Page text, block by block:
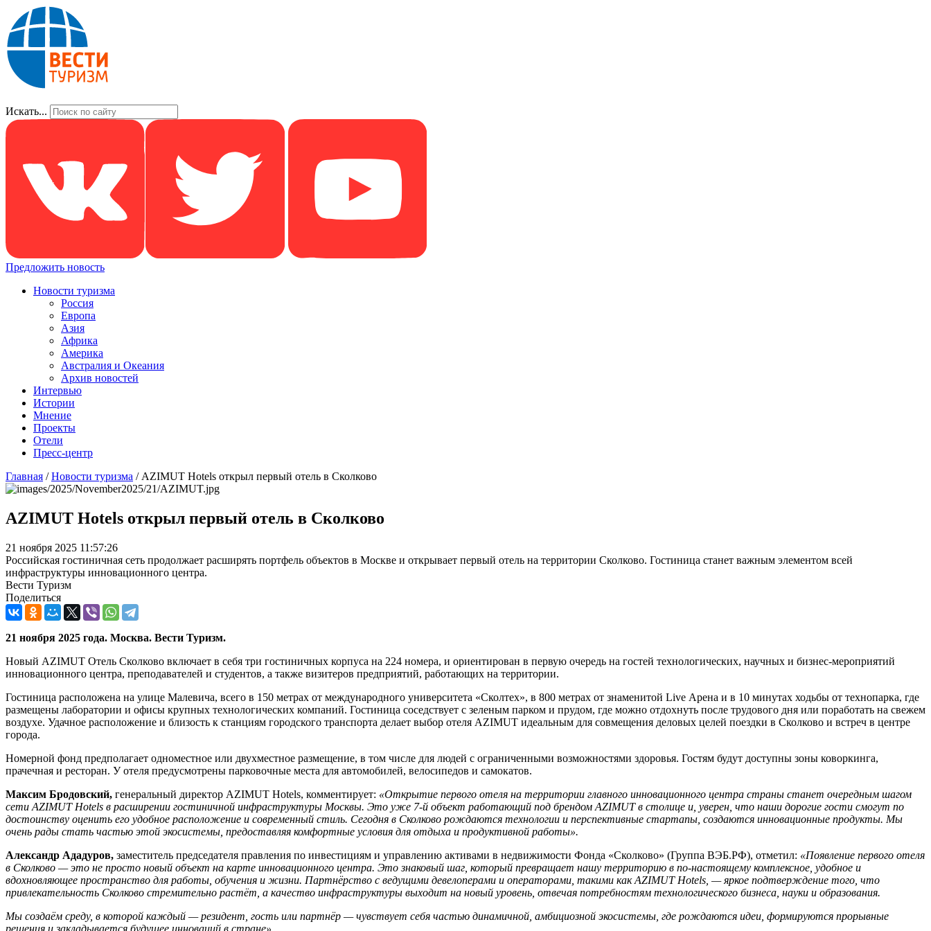
Искать...
Предложить новость
Новости туризма
Россия
Европа
Азия
Африка
Америка
Австралия и Океания
Архив новостей
Интервью
Истории
Мнение
Проекты
Отели
Пресс-центр
Главная /Новости туризма / AZIMUT Hotels открыл первый отель в Сколково
AZIMUT Hotels открыл первый отель в Сколково
21 ноября 2025 11:57:26
Российская гостиничная сеть продолжает расширять портфель объектов в Москве и открывает первый отель на территории Сколково. Гостиница станет важным элементом всей
инфраструктуры инновационного центра.
Вести Туризм
Поделиться
21 ноября 2025 года. Москва. Вести Туризм.
Новый AZIMUT Отель Сколково включает в себя три гостиничных корпуса на 224 номера, и ориентирован в первую очередь на гостей технологических, научных и бизнес-мероприятий
инновационного центра, преподавателей и студентов, а также визитеров предприятий, работающих на территории.
Гостиница расположена на улице Малевича, всего в 150 метрах от международного университета «Сколтех», в 800 метрах от знаменитой Live Арена и в 10 минутах ходьбы от технопарка, где
размещены лаборатории и офисы крупных технологических компаний. Гостиница соседствует с зеленым парком и прудом, где можно отдохнуть после трудового дня или поработать на свежем
воздухе. Удачное расположение и близость к станциям городского транспорта делает выбор отеля AZIMUT идеальным для совмещения деловых целей поездки в Сколково и встреч в центре
города.
Номерной фонд предполагает одноместное или двухместное размещение, в том числе для людей с ограниченными возможностями здоровья. Гостям будут доступны зоны коворкинга,
прачечная и ресторан. У отеля предусмотрены парковочные места для автомобилей, велосипедов и самокатов.
Максим Бродовский, генеральный директор AZIMUT Hotels, комментирует: «Открытие первого отеля на территории главного инновационного центра страны станет очередным шагом
сети AZIMUT Hotels в расширении гостиничной инфраструктуры Москвы. Это уже 7-й объект работающий под брендом AZIMUT в столице и, уверен, что наши дорогие гости смогут по
достоинству оценить его удобное расположение и современный стиль. Сегодня в Сколково рождаются технологии и перспективные стартапы, создаются инновационные продукты. Мы
очень рады стать частью этой экосистемы, предоставляя комфортные условия для отдыха и продуктивной работы».
Александр Ададуров, заместитель председателя правления по инвестициям и управлению активами в недвижимости Фонда «Сколково» (Группа ВЭБ.РФ), отметил: «Появление первого отеля
в Сколково — это не просто новый объект на карте инновационного центра. Это знаковый шаг, который превращает нашу территорию в по-настоящему комплексное, удобное и
вдохновляющее пространство для работы, обучения и жизни. Партнёрство с ведущими девелоперами и операторами, такими как AZIMUT Hotels, — яркое подтверждение того, что
привлекательность Сколково стремительно растёт, а качество инфраструктуры выходит на новый уровень, отвечая потребностям технологического бизнеса, науки и образования.
Мы создаём среду, в которой каждый — резидент, гость или партнёр — чувствует себя частью динамичной, амбициозной экосистемы, где рождаются идеи, формируются прорывные
решения и закладывается будущее инноваций в стране».